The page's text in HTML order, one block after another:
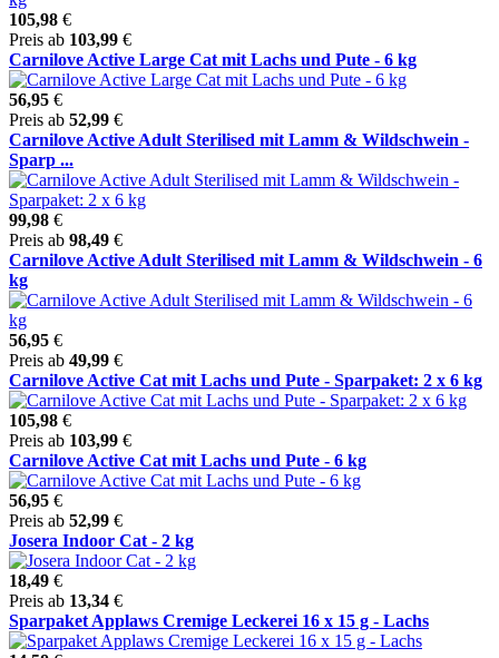
105,98 €
Preis ab 103,99 €
Carnilove Active Large Cat mit Lachs und Pute - 6 kg
56,95 €
Preis ab 52,99 €
Carnilove Active Adult Sterilised mit Lamm & Wildschwein -
Sparp ...
99,98 €
Preis ab 98,49 €
Carnilove Active Adult Sterilised mit Lamm & Wildschwein - 6
kg
56,95 €
Preis ab 49,99 €
Carnilove Active Cat mit Lachs und Pute - Sparpaket: 2 x 6 kg
105,98 €
Preis ab 103,99 €
Carnilove Active Cat mit Lachs und Pute - 6 kg
56,95 €
Preis ab 52,99 €
Josera Indoor Cat - 2 kg
18,49 €
Preis ab 13,34 €
Sparpaket Applaws Cremige Leckerei 16 x 15 g - Lachs